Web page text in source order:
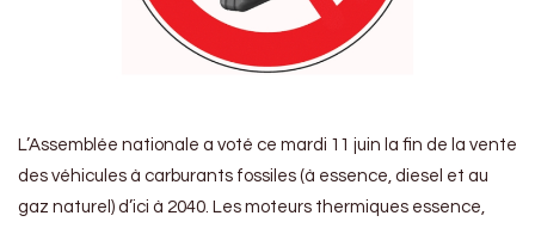
L’Assemblée nationale a voté ce mardi 11 juin la fin de la vente
des véhicules à carburants fossiles (à essence, diesel et au
gaz naturel) d’ici à 2040. Les moteurs thermiques essence,